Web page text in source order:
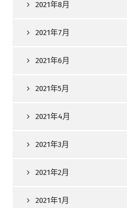
2021年8月
2021年7月
2021年6月
2021年5月
2021年4月
2021年3月
2021年2月
2021年1月